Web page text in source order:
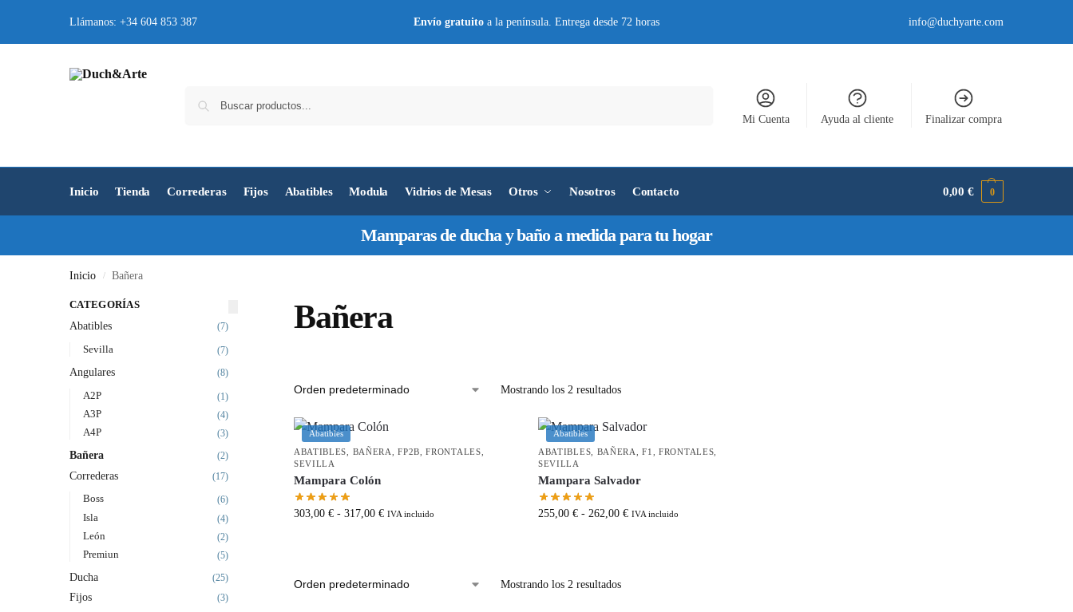
Llámanos: +34 604 853 387 Envío gratuito a la península. Entrega desde 72 horas info@duchyarte.com
Mi Cuenta Ayuda al cliente Finalizar compra
Inicio Tienda Correderas Fijos Abatibles Modula Vidrios de Mesas Otros Nosotros Contacto 0,00€ 0
Mamparas de ducha y baño a medida para tu hogar
Inicio / Bañera
Bañera
Mostrando los 2 resultados
Abatibles
ABATIBLES
BAÑERA ,FP2B ,FRONTALES
SEVILLA
Mampara Colón
303,00 € - 317,00 € IVA incluido
Abatibles
ABATIBLES
BAÑERA ,F1 ,FRONTALES
SEVILLA
Mampara Salvador
255,00 € - 262,00 € IVA incluido
Mostrando los 2 resultados
CATEGORÍAS
Abatibles
(7)
Sevilla (7)
Angulares (8)
A2P (1)
A3P (4)
A4P (3)
Bañera (2)
Correderas (17)
Boss (6)
Isla (4)
León (2)
Premiun (5)
Ducha (25)
Fijos (3)